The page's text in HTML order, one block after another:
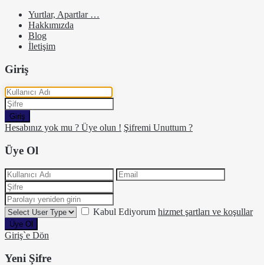
Yurtlar, Apartlar …
Hakkımızda
Blog
İletişim
Giriş
Giriş
Hesabınız yok mu ? Üye olun ! Şifremi Unuttum ?
Üye Ol
Kabul Ediyorum hizmet şartları ve koşullar
Üye Ol
Giriş`e Dön
Yeni Şifre